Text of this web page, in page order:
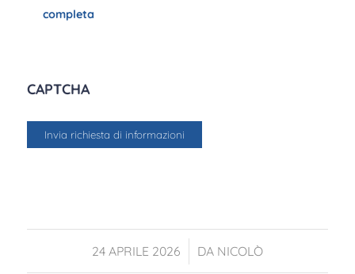
completa
CAPTCHA
24 APRILE 2026
/ DA NICOLÒ